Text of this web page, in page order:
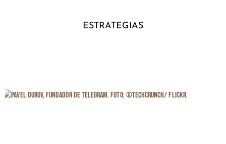
ESTRATEGIAS